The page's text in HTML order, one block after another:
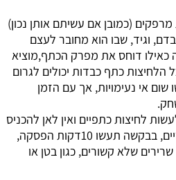
(כמובן אם עשיתם אותן נכון)
וגיד, שבו הוא מחובר לעצם
דוחס את מפרק הכתף,מוציא
הלחיצות כתף כבדות יכולים לגרום
אי נעימויות, אך עם הזמן
לחיצות כתפיים ואין לאן להכניס
את זה, אלא רק אחרי אימון ידיים, בבקשה תעשו 10דקות הפסקה,
שלא קשורים, כגון בטן או